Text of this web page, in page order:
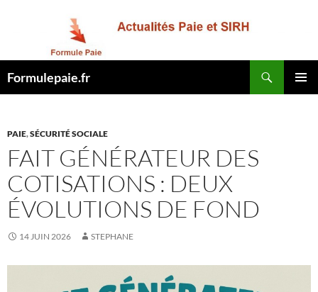
Formulepaie.fr
PAIE,SÉCURITÉ SOCIALE
FAIT GÉNÉRATEUR DES
COTISATIONS : DEUX
ÉVOLUTIONS DE FOND
14 JUIN 2026 STEPHANE